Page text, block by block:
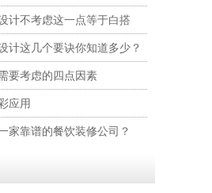
计不考虑这一点等于白搭
计这几个要诀你知道多少？
要考虑的四点因素
应用
家靠谱的餐饮装修公司？